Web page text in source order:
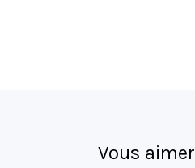
Vous